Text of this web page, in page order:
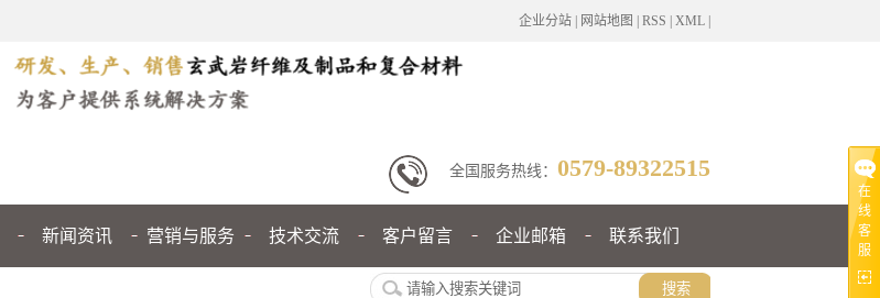
企业分站| 网站地图 RSS XML|
全国服务热线： 0579-89322515
新闻资讯 营销与服务 技术交流 客户留言 企业邮箱 联系我们
在
线
客
服